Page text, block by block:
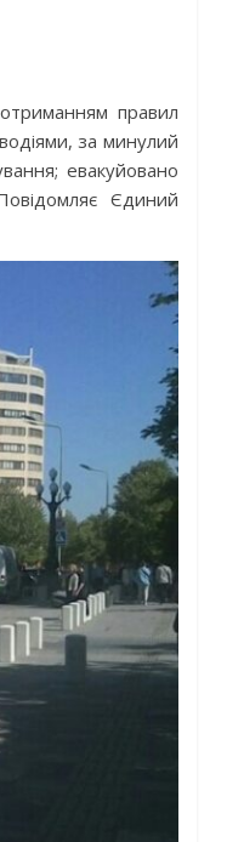
правил
за минулий
евакуйовано
Єдиний